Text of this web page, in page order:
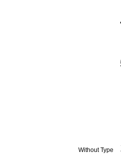
Without Type